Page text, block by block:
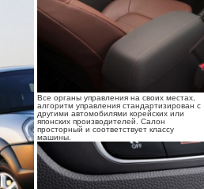
Все органы управления на своих местах,
алгоритм управления стандартизирован с
другими автомобилями корейских или
японских производителей. Салон
просторный и соответствует классу
машины.